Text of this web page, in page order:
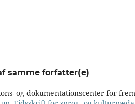
samme forfatter(e)
og dokumentationscenter for